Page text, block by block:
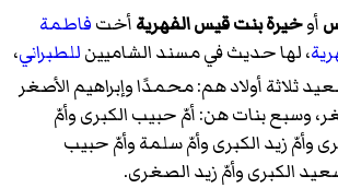
أوخيرة بنت قيس الفهريةأختفاطمة
، لها حديث في مسند الشاميينللطبراني،
ثلاثة أولاد هم: محمدًا وإبراهيم الأصغر
وسبع بنات هن: أمّ حبيب الكبرى وأمّ
وأمّ زيد الكبرى وأمّ سلمة وأمّ حبيب
الكبرى وأمّ زيد الصغرى.